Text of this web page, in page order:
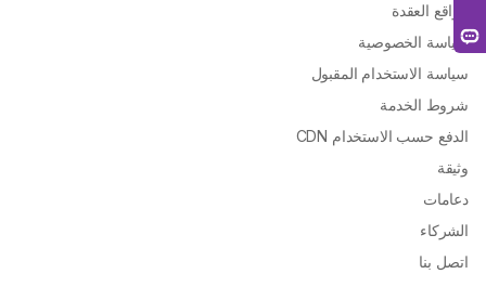
مواقع العقدة
سياسة الخصوصية
سياسة الاستخدام المقبول
شروط الخدمة
الدفع حسب الاستخدام CDN
وثيقة
دعامات
الشركاء
اتصل بنا